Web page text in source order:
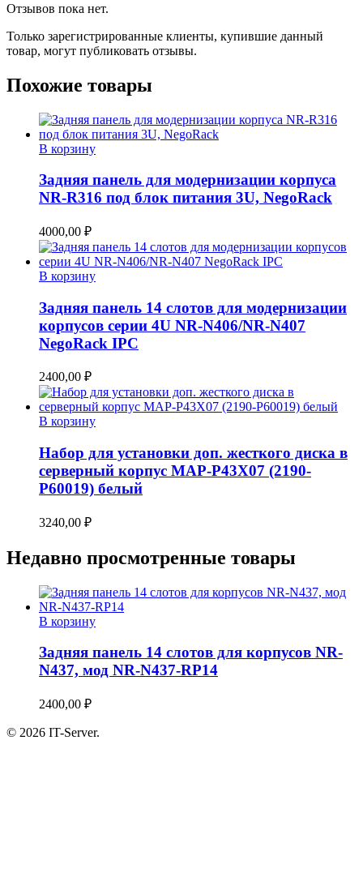
Отзывов пока нет.
Только зарегистрированные клиенты, купившие данный
товар, могут публиковать отзывы.
Похожие товары
В корзину
Задняя панель для модернизации корпуса
NR-R316 под блок питания 3U, NegoRack
4000,00 ₽
В корзину
Задняя панель 14 слотов для модернизации
корпусов серии 4U NR-N406/NR-N407
NegoRack IPC
2400,00 ₽
В корзину
Набор для установки доп. жесткого диска в
серверный корпус MAP-P43X07 (2190-
P60019) белый
3240,00 ₽
Недавно просмотренные товары
В корзину
Задняя панель 14 слотов для корпусов NR-
N437, мод NR-N437-RP14
2400,00 ₽
© 2026 IT-Server.